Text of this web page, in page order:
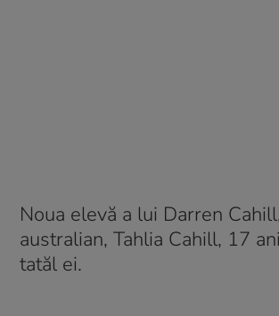
Noua elevă a lui Darren
australian, Tahlia Cahill, 17
tatăl ei.